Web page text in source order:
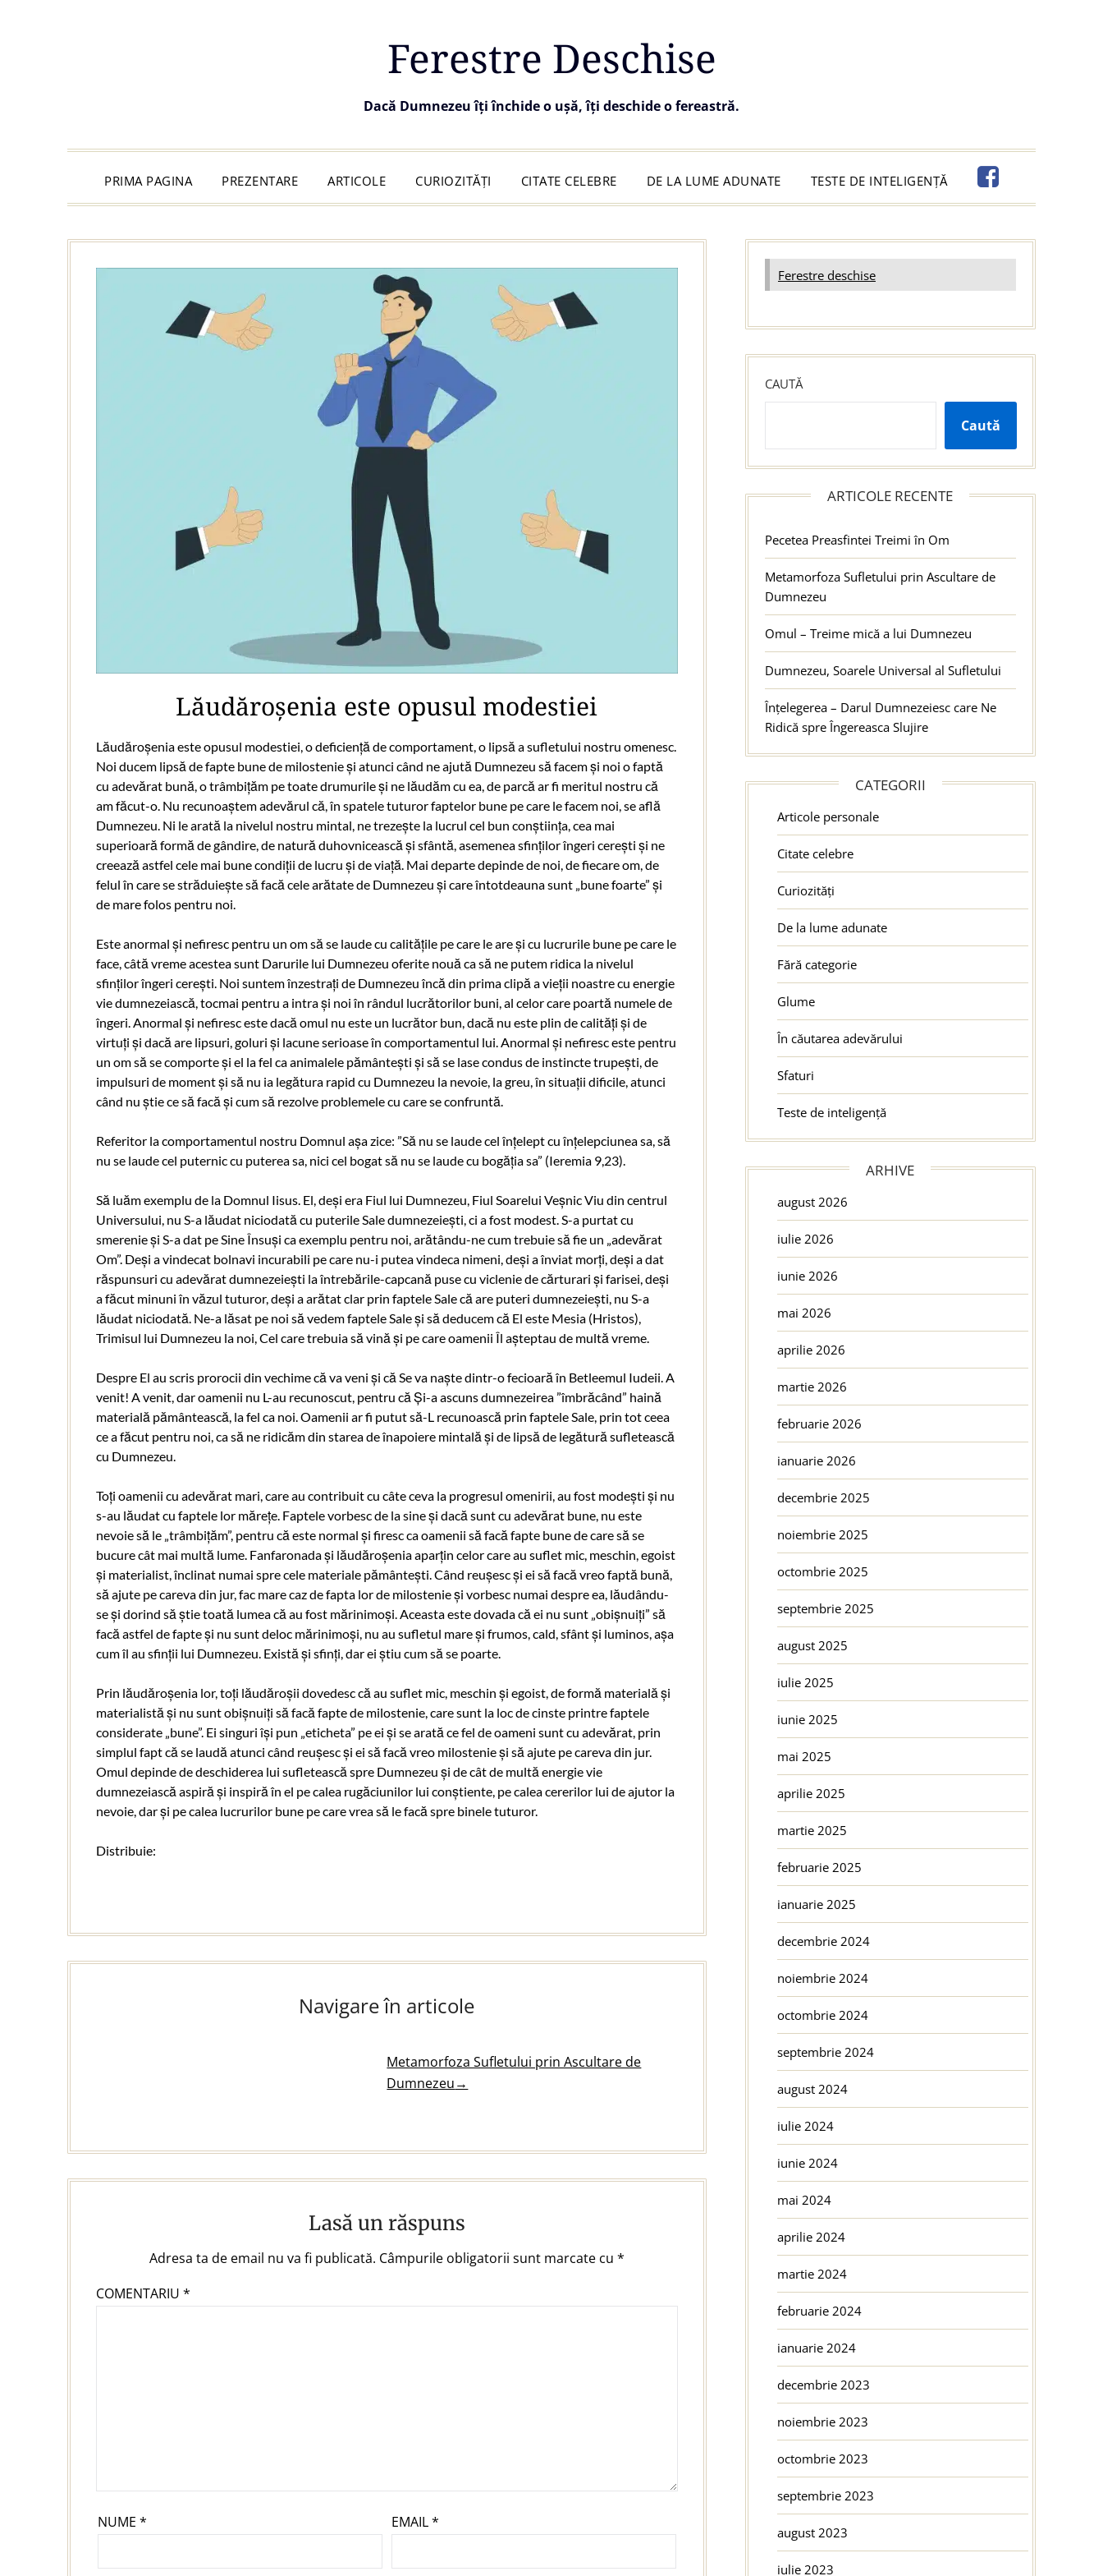
Ferestre Deschise
Dacă Dumnezeu îți închide o ușă, îți deschide o fereastră.
PRIMA PAGINA PREZENTARE ARTICOLE CURIOZITĂȚI CITATE CELEBRE DE LA LUME ADUNATE TESTE DE INTELIGENȚĂ
Lăudăroșenia este opusul modestiei
Lăudăroșenia este opusul modestiei, o deficiență de comportament, o lipsă a sufletului nostru omenesc.
Noi ducem lipsă de fapte bune de milostenie și atunci când ne ajută Dumnezeu să facem și noi o faptă
cu adevărat bună, o trâmbițăm pe toate drumurile și ne lăudăm cu ea, de parcă ar fi meritul nostru că
am făcut-o. Nu recunoaștem adevărul că, în spatele tuturor faptelor bune pe care le facem noi, se află
Dumnezeu. Ni le arată la nivelul nostru mintal, ne trezește la lucrul cel bun conștiința, cea mai
superioară formă de gândire, de natură duhovnicească și sfântă, asemenea sfinților îngeri cerești și ne
creează astfel cele mai bune condiții de lucru și de viață. Mai departe depinde de noi, de fiecare om, de
felul în care se străduiește să facă cele arătate de Dumnezeu și care întotdeauna sunt „bune foarte” și
de mare folos pentru noi.
Este anormal și nefiresc pentru un om să se laude cu calitățile pe care le are și cu lucrurile bune pe care le
face, câtă vreme acestea sunt Darurile lui Dumnezeu oferite nouă ca să ne putem ridica la nivelul
sfinților îngeri cerești. Noi suntem înzestrați de Dumnezeu încă din prima clipă a vieții noastre cu energie
vie dumnezeiască, tocmai pentru a intra și noi în rândul lucrătorilor buni, al celor care poartă numele de
îngeri. Anormal și nefiresc este dacă omul nu este un lucrător bun, dacă nu este plin de calități și de
virtuți și dacă are lipsuri, goluri și lacune serioase în comportamentul lui. Anormal și nefiresc este pentru
un om să se comporte și el la fel ca animalele pământești și să se lase condus de instincte trupești, de
impulsuri de moment și să nu ia legătura rapid cu Dumnezeu la nevoie, la greu, în situații dificile, atunci
când nu știe ce să facă și cum să rezolve problemele cu care se confruntă.
Referitor la comportamentul nostru Domnul așa zice: ”Să nu se laude cel înțelept cu înțelepciunea sa, să
nu se laude cel puternic cu puterea sa, nici cel bogat să nu se laude cu bogăția sa” (Ieremia 9,23).
Să luăm exemplu de la Domnul Iisus. El, deși era Fiul lui Dumnezeu, Fiul Soarelui Veșnic Viu din centrul
Universului, nu S-a lăudat niciodată cu puterile Sale dumnezeiești, ci a fost modest. S-a purtat cu
smerenie și S-a dat pe Sine Însuși ca exemplu pentru noi, arătându-ne cum trebuie să fie un „adevărat
Om”. Deși a vindecat bolnavi incurabili pe care nu-i putea vindeca nimeni, deși a înviat morți, deși a dat
răspunsuri cu adevărat dumnezeiești la întrebările-capcană puse cu viclenie de cărturari și farisei, deși
a făcut minuni în văzul tuturor, deși a arătat clar prin faptele Sale că are puteri dumnezeiești, nu S-a
lăudat niciodată. Ne-a lăsat pe noi să vedem faptele Sale și să deducem că El este Mesia (Hristos),
Trimisul lui Dumnezeu la noi, Cel care trebuia să vină și pe care oamenii Îl așteptau de multă vreme.
Despre El au scris prorocii din vechime că va veni și că Se va naște dintr-o fecioară în Betleemul Iudeii. A
venit! A venit, dar oamenii nu L-au recunoscut, pentru că Și-a ascuns dumnezeirea ”îmbrăcând” haină
materială pământească, la fel ca noi. Oamenii ar fi putut să-L recunoască prin faptele Sale, prin tot ceea
ce a făcut pentru noi, ca să ne ridicăm din starea de înapoiere mintală și de lipsă de legătură sufletească
cu Dumnezeu.
Toți oamenii cu adevărat mari, care au contribuit cu câte ceva la progresul omenirii, au fost modești și nu
s-au lăudat cu faptele lor mărețe. Faptele vorbesc de la sine și dacă sunt cu adevărat bune, nu este
nevoie să le „trâmbițăm”, pentru că este normal și firesc ca oamenii să facă fapte bune de care să se
bucure cât mai multă lume. Fanfaronada și lăudăroșenia aparțin celor care au suflet mic, meschin, egoist
și materialist, înclinat numai spre cele materiale pământești. Când reușesc și ei să facă vreo faptă bună,
să ajute pe careva din jur, fac mare caz de fapta lor de milostenie și vorbesc numai despre ea, lăudându-
se și dorind să știe toată lumea că au fost mărinimoși. Aceasta este dovada că ei nu sunt „obișnuiți” să
facă astfel de fapte și nu sunt deloc mărinimoși, nu au sufletul mare și frumos, cald, sfânt și luminos, așa
cum îl au sfinții lui Dumnezeu. Există și sfinți, dar ei știu cum să se poarte.
Prin lăudăroșenia lor, toți lăudăroșii dovedesc că au suflet mic, meschin și egoist, de formă materială și
materialistă și nu sunt obișnuiți să facă fapte de milostenie, care sunt la loc de cinste printre faptele
considerate „bune”. Ei singuri își pun „eticheta” pe ei și se arată ce fel de oameni sunt cu adevărat, prin
simplul fapt că se laudă atunci când reușesc și ei să facă vreo milostenie și să ajute pe careva din jur.
Omul depinde de deschiderea lui sufletească spre Dumnezeu și de cât de multă energie vie
dumnezeiască aspiră și inspiră în el pe calea rugăciunilor lui conștiente, pe calea cererilor lui de ajutor la
nevoie, dar și pe calea lucrurilor bune pe care vrea să le facă spre binele tuturor.
Distribuie:
Navigare în articole
Metamorfoza Sufletului prin Ascultare de
Dumnezeu→
Lasă un răspuns
Adresa ta de email nu va fi publicată. Câmpurile obligatorii sunt marcate cu *
COMENTARIU*
NUME * EMAIL*
Ferestre deschise
CAUTĂ
Caută
ARTICOLE RECENTE
Pecetea Preasfintei Treimi în Om
Metamorfoza Sufletului prin Ascultare de
Dumnezeu
Omul – Treime mică a lui Dumnezeu
Dumnezeu, Soarele Universal al Sufletului
Înțelegerea – Darul Dumnezeiesc care Ne
Ridică spre Îngereasca Slujire
CATEGORII
Articole personale
Citate celebre
Curiozități
De la lume adunate
Fără categorie
Glume
În căutarea adevărului
Sfaturi
Teste de inteligență
ARHIVE
august 2026
iulie 2026
iunie 2026
mai 2026
aprilie 2026
martie 2026
februarie 2026
ianuarie 2026
decembrie 2025
noiembrie 2025
octombrie 2025
septembrie 2025
august 2025
iulie 2025
iunie 2025
mai 2025
aprilie 2025
martie 2025
februarie 2025
ianuarie 2025
decembrie 2024
noiembrie 2024
octombrie 2024
septembrie 2024
august 2024
iulie 2024
iunie 2024
mai 2024
aprilie 2024
martie 2024
februarie 2024
ianuarie 2024
decembrie 2023
noiembrie 2023
octombrie 2023
septembrie 2023
august 2023
iulie 2023